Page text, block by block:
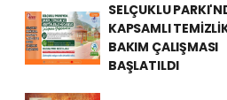
SELÇUKLU
KAPSAMLI
BAKIM ÇALIŞMASI
BAŞLATILDI